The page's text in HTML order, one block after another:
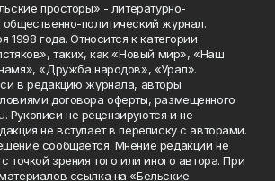
просторы» - литературно-
политический журнал.
1998 года. Относится к категории
таких, как «Новый мир», «Наш
«Дружба народов», «Урал».
в редакцию журнала, авторы
договора оферты, размещенного
. Рукописи не рецензируются и не
не вступает в переписку с авторами.
сообщается. Мнение редакции не
точкой зрения того или иного автора. При
ссылка на «Бельские